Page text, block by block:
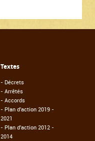
Textes
- Décrets
- Arrêtés
- Accords
- Plan d'action 2019 -
2021
- Plan d'action 2012 -
2014